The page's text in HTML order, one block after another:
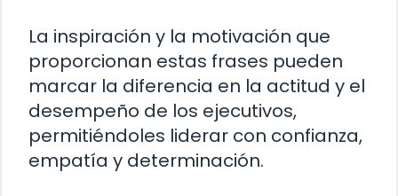
La inspiración y la motivación que
proporcionan estas frases pueden
marcar la diferencia en la actitud y el
desempeño de los ejecutivos,
permitiéndoles liderar con confianza,
empatía y determinación.